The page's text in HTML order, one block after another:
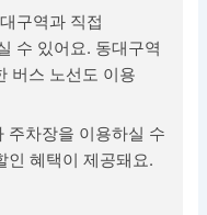
구역과 직접
수 있어요. 동대구역
버스 노선도 이용
주차장을 이용하실 수
인 혜택이 제공돼요.